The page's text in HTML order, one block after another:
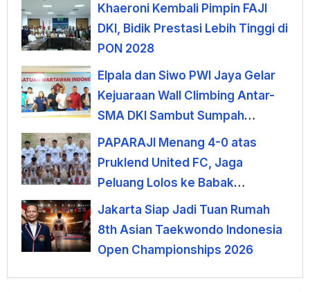
Khaeroni Kembali Pimpin FAJI
DKI, Bidik Prestasi Lebih Tinggi di
PON 2028
Elpala dan Siwo PWI Jaya Gelar
Kejuaraan Wall Climbing Antar-
SMA DKI Sambut Sumpah
Pemuda
PAPARAJI Menang 4-0 atas
Pruklend United FC, Jaga
Peluang Lolos ke Babak
Berikutnya
Jakarta Siap Jadi Tuan Rumah
8th Asian Taekwondo Indonesia
Open Championships 2026